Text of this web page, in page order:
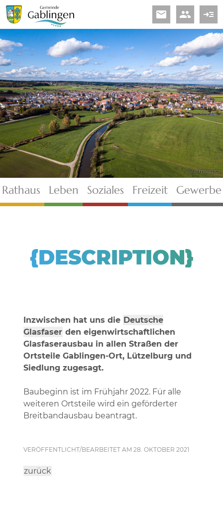
read_more
people
email
© elmar.pics
Rathaus Leben Soziales Freizeit Gewerbe
{DESCRIPTION}
Inzwischen hat uns die Deutsche
Glasfaser den eigenwirtschaftlichen
Glasfaserausbau in allen Straßen der
Ortsteile Gablingen-Ort, Lützelburg und
Siedlung zugesagt.
Baubeginn ist im Frühjahr 2022. Für alle
weiteren Ortsteile wird ein geförderter
Breitbandausbau beantragt.
VERÖFFENTLICHT/BEARBEITET AM 28. OKTOBER 2021
zurück